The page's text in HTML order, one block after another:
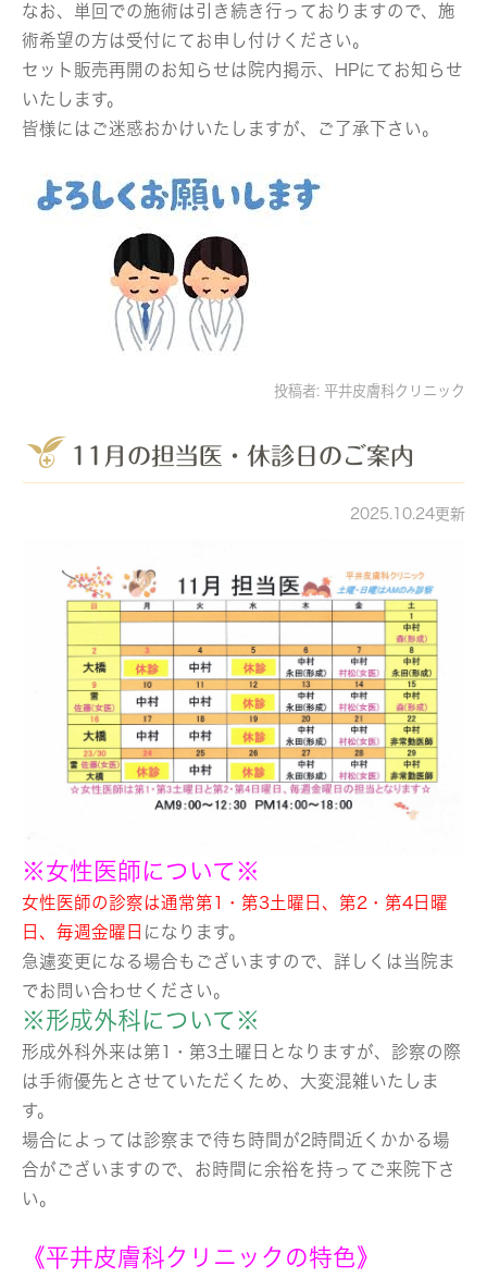
なお、単回での施術は引き続き行っておりますので、施
術希望の方は受付にてお申し付けください。
セット販売再開のお知らせは院内掲示、HPにてお知らせ
いたします。
皆様にはご迷惑おかけいたしますが、ご了承下さい。
投稿者: 平井皮膚科クリニック
11月の担当医・休診日のご案内
2025.10.24更新
※女性医師について※
女性医師の診察は通常第1・第3土曜日、第2・第4日曜
日、毎週金曜日 になります。
急遽変更になる場合もございますので、詳しくは当院ま
でお問い合わせください。
※形成外科について※
形成外科外来は第1・第3土曜日となりますが、診察の際
は手術優先とさせていただくため、大変混雑いたしま
す。
場合によっては診察まで待ち時間が2時間近くかかる場
合がございますので、お時間に余裕を持ってご来院下さ
い。
《平井皮膚科クリニックの特色》